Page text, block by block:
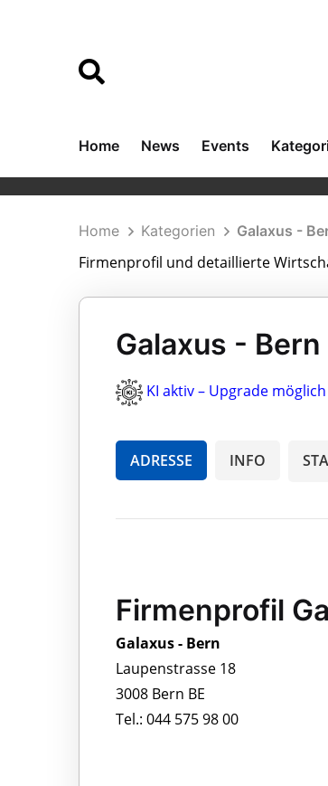
Home News Events
Home Kategorien Galaxus -
Firmenprofil und detaillierte
Galaxus -
KI aktiv – Upgrade möglich
ADRESSE INFO
Firmenprofil
Galaxus - Bern
Laupenstrasse 18
3008 Bern BE
Tel.: 044 575 98 00